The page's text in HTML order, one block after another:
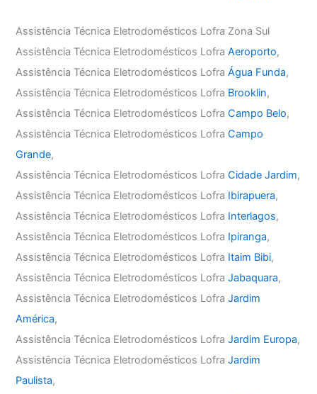
Assistência Técnica Eletrodomésticos Lofra Zona Sul
Assistência Técnica Eletrodomésticos LofraAeroporto,
Assistência Técnica Eletrodomésticos LofraÁgua Funda,
Assistência Técnica Eletrodomésticos Lofra Brooklin,
Assistência Técnica Eletrodomésticos LofraCampo Belo,
Assistência Técnica Eletrodomésticos LofraCampo
Grande,
Assistência Técnica Eletrodomésticos LofraCidade Jardim,
Assistência Técnica Eletrodomésticos Lofra Ibirapuera,
Assistência Técnica Eletrodomésticos Lofra Interlagos,
Assistência Técnica Eletrodomésticos Lofra Ipiranga,
Assistência Técnica Eletrodomésticos Lofra Itaim Bibi,
Assistência Técnica Eletrodomésticos LofraJabaquara,
Assistência Técnica Eletrodomésticos LofraJardim
América,
Assistência Técnica Eletrodomésticos LofraJardim Europa,
Assistência Técnica Eletrodomésticos LofraJardim
Paulista,